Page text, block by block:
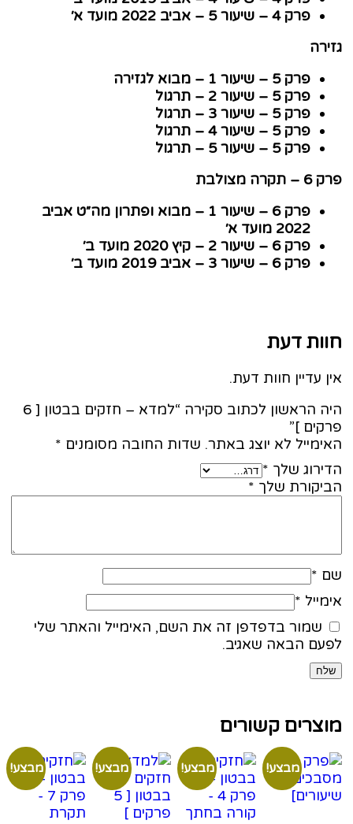
פרק 4 – שיעור 5 – אביב 2022 מועד א׳
פרק 5 – שיעור 1 – מבוא לגזירה
פרק 5 – שיעור 2 – תרגול
פרק 5 – שיעור 3 – תרגול
פרק 5 – שיעור 4 – תרגול
פרק 5 – שיעור 5 – תרגול
מצולבת
פרק 6 – שיעור 1 – מבוא ופתרון מה״ט אביב
2022 מועד א׳
פרק 6 – שיעור 2 – קיץ 2020 מועד ב׳
פרק 6 – שיעור 3 – אביב 2019 מועד ב׳
דעת
עדיין חוות דעת.
היה הראשון לכתוב סקירה “למדא – חזקים בבטון [ 6
]”
לא יוצג באתר. שדות החובה מסומנים*
שלך*
שלך*
*
*
שמור בדפדפן זה את השם, האימייל והאתר שלי
הבאה שאגיב.
קשורים
מבצע! מבצע! מבצע! מבצע!